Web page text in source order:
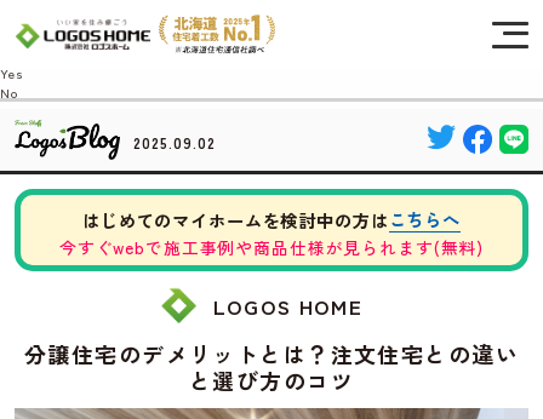
2025.09.02
はじめてのマイホームを検討中の方はこちらへ
今すぐwebで施工事例や商品仕様が見られます(無料)
LOGOS HOME
分譲住宅のデメリットとは？注文住宅との違い
と選び方のコツ
Cookie を使用して、お客様の活動を追跡してもよろしいですか? 当社ではお客様の
プライバシーを極めて重視しています。詳細について、およびご質問がある場合
は、当社のプライバシーポリシーをご覧ください。
Yes
No